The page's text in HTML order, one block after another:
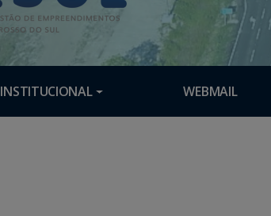
INSTITUCIONAL WEBMAIL